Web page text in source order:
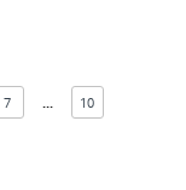
7 ...
10